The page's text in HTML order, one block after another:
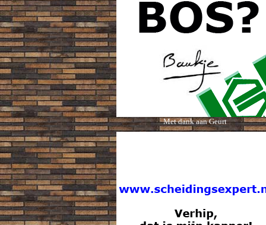
Met dank aan Geurt